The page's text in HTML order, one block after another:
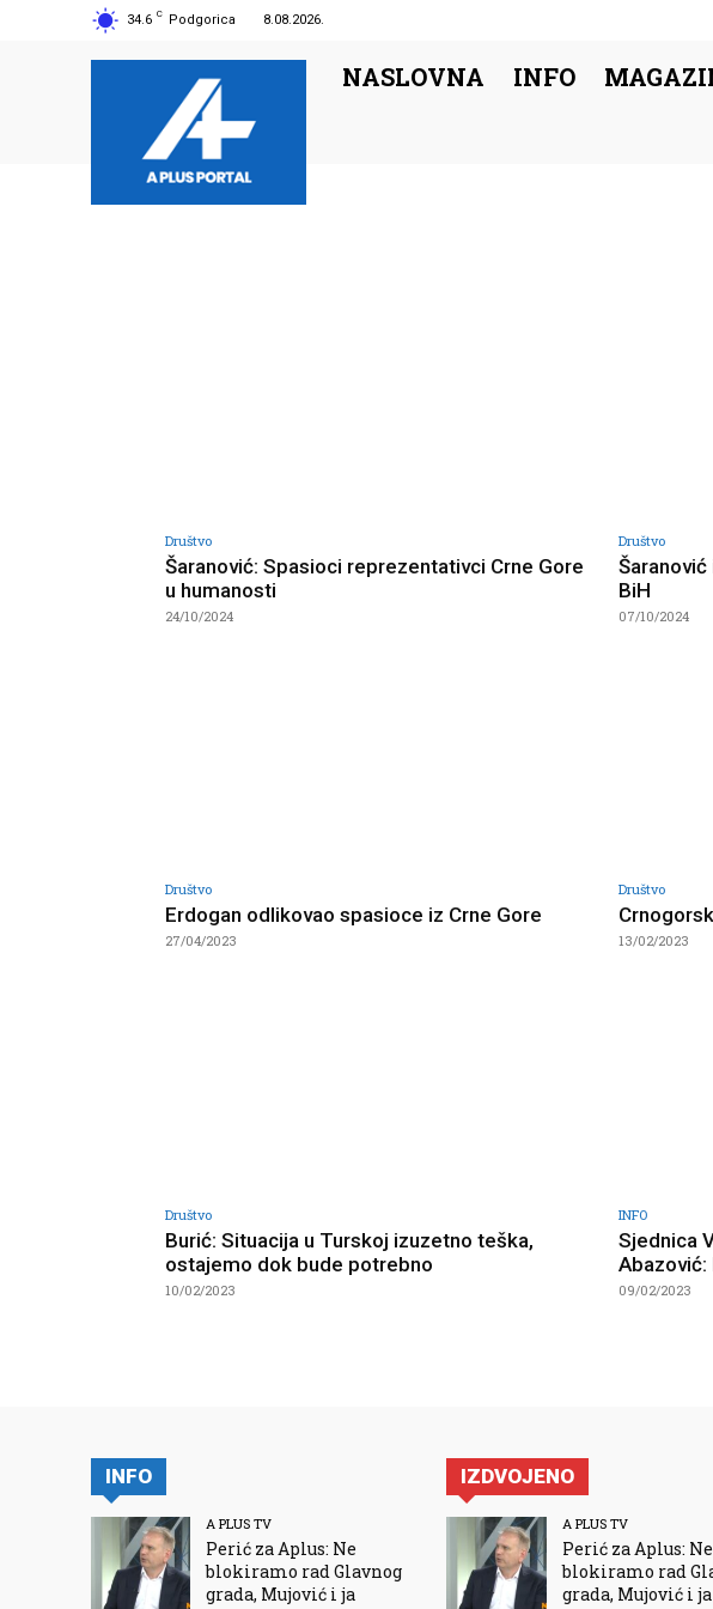
34.6 C Podgorica 8.08.2026.
NASLOVNA INFO
Društvo
Šaranović: Spasioci reprezentativci Crne Gore
u humanosti
24/10/2024
Društvo
BiH
07/10/2024
Društvo
Erdogan odlikovao spasioce iz Crne Gore
27/04/2023
Društvo
13/02/2023
Društvo
Burić: Situacija u Turskoj izuzetno teška,
ostajemo dok bude potrebno
10/02/2023
INFO
Sjednica
Abazović:
09/02/2023
INFO
A PLUS TV
Perić za Aplus: Ne
blokiramo rad Glavnog
grada, Mujović i ja
IZDVOJENO
A PLUS TV
Perić za Aplus: Ne
blokiramo rad
grada, Mujović i ja